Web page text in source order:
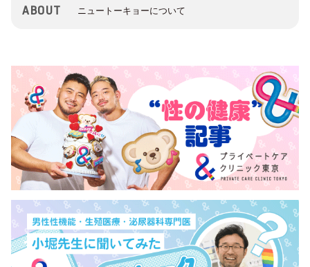
ABOUT ニュートーキョーについて